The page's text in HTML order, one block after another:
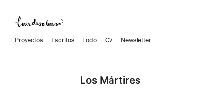
Proyectos Escritos Todo CV Newsletter
Los Mártires